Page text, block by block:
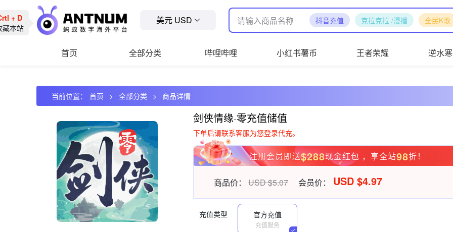
+ D
本站
美元 USD 抖音充值 克拉克拉 /漫播 全民K歌
首页 全部分类 哔哩哔哩 小红书薯币 王者荣耀 逆水
当前位置： 首页 全部分类 商品详情
剑侠情缘·零充值储值
下单后请联系客服为您登录代充。
注册会员即送$288现金红包 ，享全站98折！
商品价： USD $5.07 会员价： USD $4.97
充值类型 官方充值
充值服务